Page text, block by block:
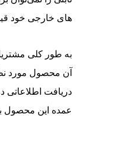
های خارجی خود
به طور کلی
آن محصول مورد
دریافت اطلاعاتی
عمده این محصول